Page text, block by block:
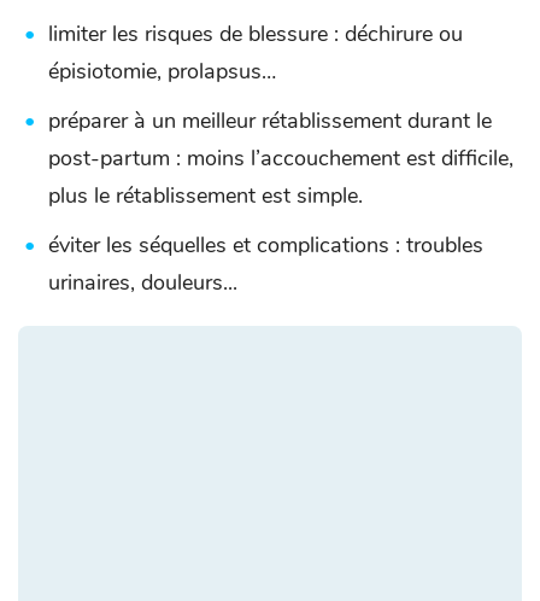
limiter les risques de blessure : déchirure ou
épisiotomie, prolapsus…
préparer à un meilleur rétablissement durant le
post-partum : moins l’accouchement est difficile,
plus le rétablissement est simple.
éviter les séquelles et complications : troubles
urinaires, douleurs...